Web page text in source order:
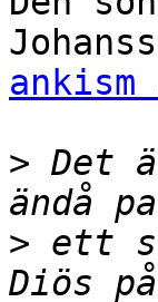
> Det
> ett